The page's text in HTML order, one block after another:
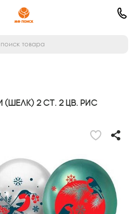
(шелк) 2 ст. 2 цв. рис